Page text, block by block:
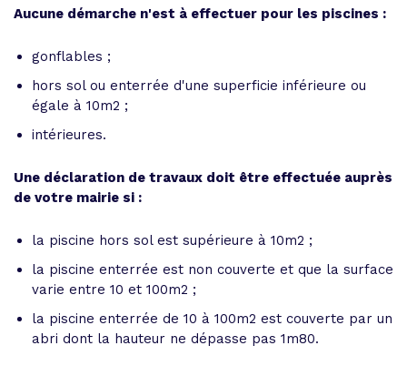
Aucune démarche n'est à effectuer pour les piscines :
gonflables ;
hors sol ou enterrée d'une superficie inférieure ou
égale à 10m2 ;
intérieures.
Une déclaration de travaux doit être effectuée auprès
de votre mairie si :
la piscine hors sol est supérieure à 10m2 ;
la piscine enterrée est non couverte et que la surface
varie entre 10 et 100m2 ;
la piscine enterrée de 10 à 100m2 est couverte par un
abri dont la hauteur ne dépasse pas 1m80.